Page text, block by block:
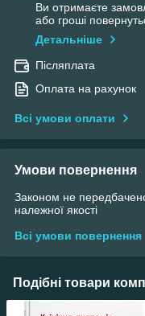
Ви отримаєте
або гроші
Детальніше
Післяплата
Оплата на рахунок
Всі умови оплати
Умови повернення
Законом не
належної якості
Всі умови повернення
Подібні товари